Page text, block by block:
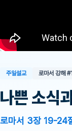
주일설교 로마서 강해
나쁜 소식
로마서 3장 19-24